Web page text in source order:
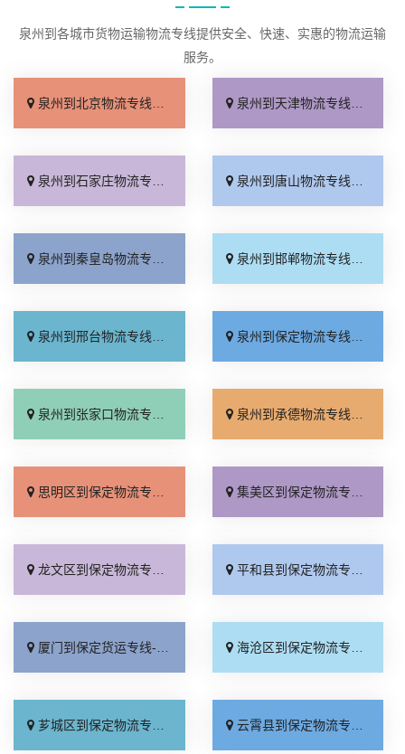
泉州到各城市货物运输物流专线提供安全、快速、实惠的物流运输
服务。
泉州到北京物流专线_几天到达「按时送达」 泉州到天津物流专线_运价查询「实时跟踪 」
泉州到石家庄物流专线_无需中转「来电咨询」 泉州到唐山物流专线_直达特快专线「市县闪送」
泉州到秦皇岛物流专线_直通专线「高效快运」 泉州到邯郸物流专线_合理收费「零担配货」
泉州到邢台物流专线_天天发车「高速快运」 泉州到保定物流专线_快运有保障「一站直达」
泉州到张家口物流专线_直达特快专线「门到门接送」 泉州到承德物流专线_直达到站「运费多少」
思明区到保定物流专线_来电咨询「专业调车」 集美区到保定物流专线_快速响应「门到门配送」
龙文区到保定物流专线_市县派送「市县闪送」 平和县到保定物流专线_多少公里「直通专线」
厦门到保定货运专线-厦门到保定物流公司_运价查询「直发全境」 海沧区到保定物流专线_需要几天「定点发车」
芗城区到保定物流专线_专线查询「每日发车」 云霄县到保定物流专线_资质齐全「零担配货」